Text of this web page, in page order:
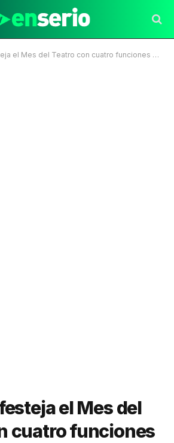
del Teatro con cuatro funciones gratis y grandes actores
el Mes del
cuatro funciones